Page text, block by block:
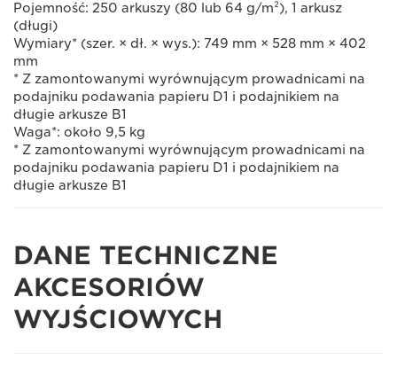
Pojemność: 250 arkuszy (80 lub 64 g/m²), 1 arkusz
(długi)
Wymiary* (szer. × dł. × wys.): 749 mm × 528 mm × 402
mm
* Z zamontowanymi wyrównującym prowadnicami na
podajniku podawania papieru D1 i podajnikiem na
długie arkusze B1
Waga*: około 9,5 kg
* Z zamontowanymi wyrównującym prowadnicami na
podajniku podawania papieru D1 i podajnikiem na
długie arkusze B1
DANE TECHNICZNE
AKCESORIÓW
WYJŚCIOWYCH